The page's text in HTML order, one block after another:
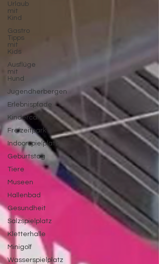
Urlaub
mit
Kind
Gastro
Tipps
mit
Kids
Ausflüge
mit
Hund
Jugendherbergen
Erlebnispfade
Kindercafé
Freizeitpark
Indoorspielplatz
Geburtstag
Tiere
Museen
Hallenbad
Gesundheit
Salzspielplatz
Kletterhalle
Minigolf
Wasserspielplatz